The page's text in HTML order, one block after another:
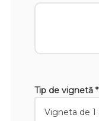
Tip de vignetă *